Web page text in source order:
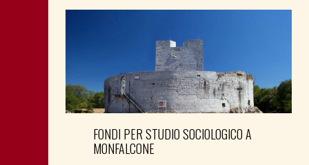
FONDI PER STUDIO SOCIOLOGICO A
MONFALCONE